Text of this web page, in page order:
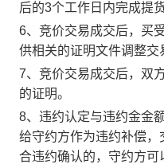
后的3个工作日内完成提
6、竞价交易成交后，买
供相关的证明文件调整交
7、竞价交易成交后，双
的证明。
8、违约认定与违约金金
给守约方作为违约补偿
合违约确认的，守约方